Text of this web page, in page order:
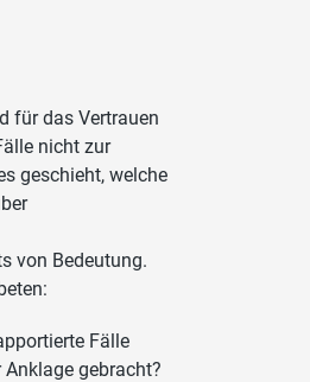
für das Vertrauen
nicht zur
geschieht, welche
von Bedeutung.
Fälle
gebracht?